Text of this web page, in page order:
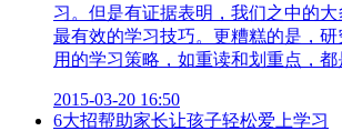
习。但是有证据表明，我们之中的大
最有效的学习技巧。更糟糕的是，
用的学习策略，如重读和划重点，
2015-03-20 16:50
6大招帮助家长让孩子轻松爱上学习